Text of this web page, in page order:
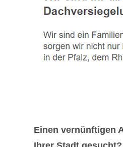
Einen vernünftigen